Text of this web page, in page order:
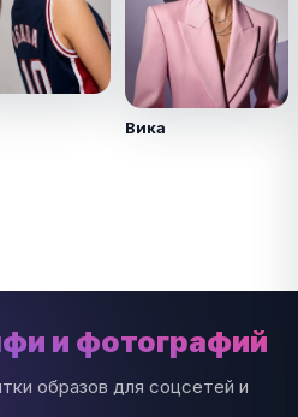
Вика
и фотографий
образов для соцсетей и